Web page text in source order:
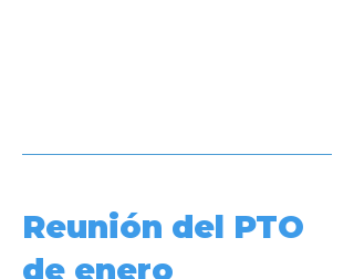
Reunión del PTO
de enero